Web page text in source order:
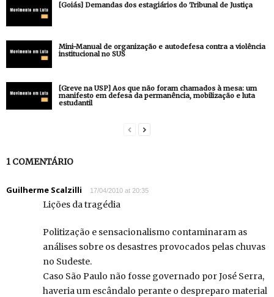
[Goiás] Demandas dos estagiários do Tribunal de Justiça
Mini-Manual de organização e autodefesa contra a violência
institucional no SUS
[Greve na USP] Aos que não foram chamados à mesa: um
manifesto em defesa da permanência, mobilização e luta
estudantil
1 COMENTÁRIO
Guilherme Scalzilli 17/04/2010 at 20:35
Lições da tragédia
Politização e sensacionalismo contaminaram as
análises sobre os desastres provocados pelas chuvas
no Sudeste.
Caso São Paulo não fosse governado por José Serra,
haveria um escândalo perante o despreparo material